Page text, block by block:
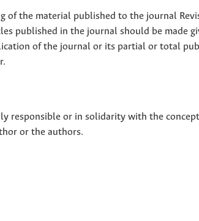
of the material published to the journal
published in the journal should be made
of the journal or its partial or total
responsible or in solidarity with the
or the authors.